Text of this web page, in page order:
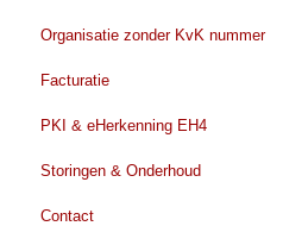
Tijdens de identificatie
Na de identificatie
Voordat u met de aanvraag begint
Ketenmachtiging aanvragen
Ketenmachtiging kosten
Ketenmachtiging verlengen
Beheer en wijzigingen
Organisatie zonder KvK nummer
Facturatie
PKI & eHerkenning EH4
EH4
PKI Algemene informatie
Storingen & Onderhoud
Storingen & Onderhoud
Contact